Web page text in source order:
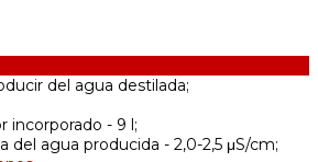
del agua destilada;
incorporado - 9 l;
del agua producida - 2,0-2,5 μS/cm;